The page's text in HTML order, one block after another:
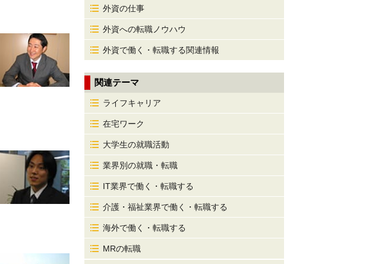
外資の仕事
外資への転職ノウハウ
外資で働く・転職する関連情報
関連テーマ
ライフキャリア
在宅ワーク
大学生の就職活動
業界別の就職・転職
IT業界で働く・転職する
介護・福祉業界で働く・転職する
海外で働く・転職する
MRの転職